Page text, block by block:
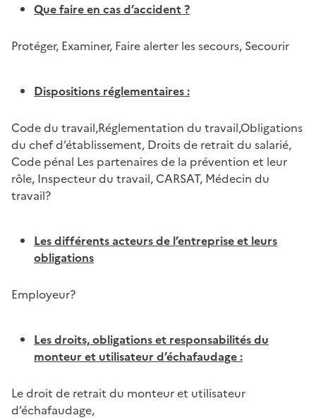
Que faire en cas d’accident ?
Protéger, Examiner, Faire alerter les secours, Secourir
Dispositions réglementaires :
Code du travail,Réglementation du travail,Obligations
du chef d’établissement, Droits de retrait du salarié,
Code pénal Les partenaires de la prévention et leur
rôle, Inspecteur du travail, CARSAT, Médecin du
travail?
Les différents acteurs de l’entreprise et leurs
obligations
Employeur?
Les droits, obligations et responsabilités du
monteur et utilisateur d’échafaudage :
Le droit de retrait du monteur et utilisateur
d’échafaudage,